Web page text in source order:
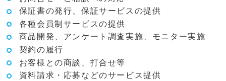
保証書の発行、保証サービスの提供
各種会員制サービスの提供
商品開発、アンケート調査実施、モニター実施
契約の履行
お客様との商談、打合せ等
資料請求・応募などのサービス提供